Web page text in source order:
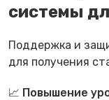
системы
Поддержка и
для получения
📈 Повышение